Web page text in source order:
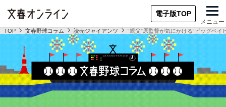
電子版TOP
メニュー
TOP 文春野球コラム 読売ジャイアンツ “親父”原監督が気にかける“ビッグベ